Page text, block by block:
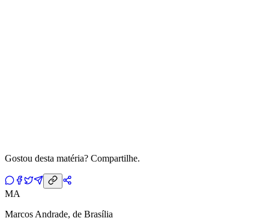
Gostou desta matéria? Compartilhe.
MA
Marcos Andrade, de Brasília